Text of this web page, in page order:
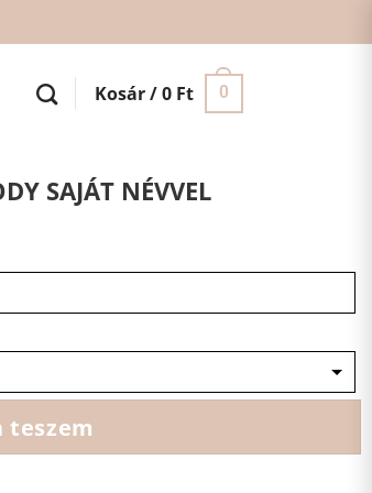
Kosár /0 Ft 0
SAJÁT NÉVVEL
teszem